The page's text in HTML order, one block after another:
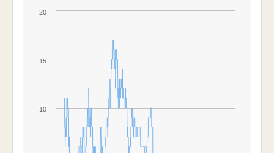
10
15
20